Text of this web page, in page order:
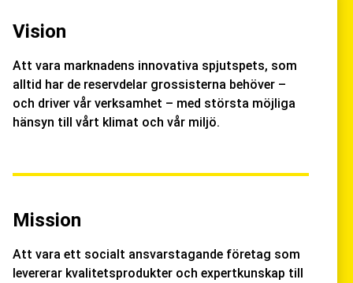
Vision
Att vara marknadens innovativa spjutspets, som
alltid har de reservdelar grossisterna behöver –
och driver vår verksamhet – med största möjliga
hänsyn till vårt klimat och vår miljö.
Mission
Att vara ett socialt ansvarstagande företag som
levererar kvalitetsprodukter och expertkunskap till